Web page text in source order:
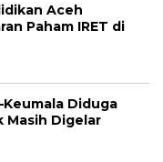
Aceh
Paham IRET di
Diduga
Masih Digelar